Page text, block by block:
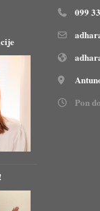
099
Pon